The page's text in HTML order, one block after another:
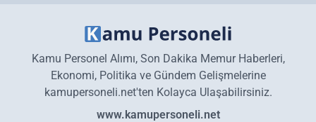
Kamu Personel Alımı, Son Dakika Memur Haberleri,
Ekonomi, Politika ve Gündem Gelişmelerine
kamupersoneli.net'ten Kolayca Ulaşabilirsiniz.
www.kamupersoneli.net